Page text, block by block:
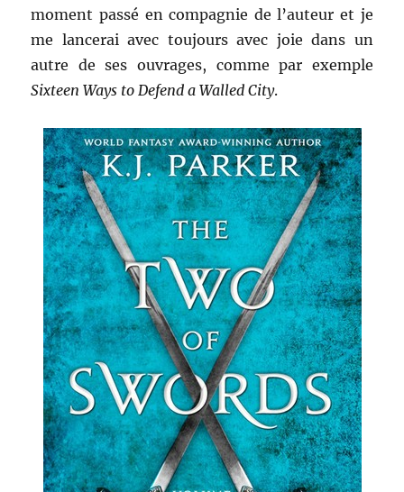
moment passé en compagnie de l’auteur et je
me lancerai avec toujours avec joie dans un
autre de ses ouvrages, comme par exemple
Sixteen Ways to Defend a Walled City.